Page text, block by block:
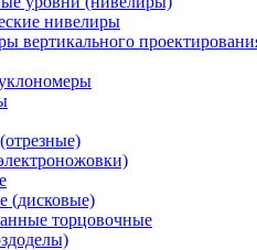
нивелиры
вертикального
(дисковые)
торцовочные